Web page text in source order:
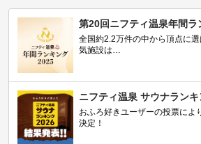
第20回ニフティ温泉年間ラ
全国約2.2万件の中から頂点に
気施設は…
ニフティ温泉 サウナラン
おふろ好きユーザーの投票によ
決定！